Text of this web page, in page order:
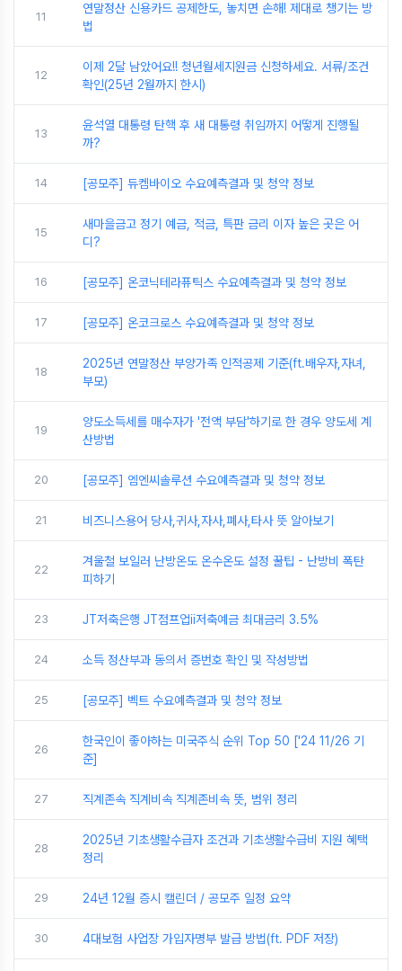
11
연말정산 신용카드 공제한도, 놓치면 손해! 제대로 챙기는 방
법
12
이제 2달 남았어요!! 청년월세지원금 신청하세요. 서류/조건
확인(25년 2월까지 한시)
13
윤석열 대통령 탄핵 후 새 대통령 취임까지 어떻게 진행될
까?
14 [공모주] 듀켐바이오 수요예측결과 및 청약 정보
15
새마을금고 정기 예금, 적금, 특판 금리 이자 높은 곳은 어
디?
16 [공모주] 온코닉테라퓨틱스 수요예측결과 및 청약 정보
17 [공모주] 온코크로스 수요예측결과 및 청약 정보
18
2025년 연말정산 부양가족 인적공제 기준(ft.배우자,자녀,
부모)
19
양도소득세를 매수자가 '전액 부담'하기로 한 경우 양도세 계
산방법
20 [공모주] 엠엔씨솔루션 수요예측결과 및 청약 정보
21 비즈니스용어 당사,귀사,자사,폐사,타사 뜻 알아보기
22
겨울철 보일러 난방온도 온수온도 설정 꿀팁 - 난방비 폭탄
피하기
23 JT저축은행 JT점프업ii저축예금 최대금리 3.5%
24 소득 정산부과 동의서 증번호 확인 및 작성방법
25 [공모주] 벡트 수요예측결과 및 청약 정보
26
한국인이 좋아하는 미국주식 순위 Top 50 ['24 11/26 기
준]
27 직계존속 직계비속 직계존비속 뜻, 범위 정리
28
2025년 기초생활수급자 조건과 기초생활수급비 지원 혜택
정리
29 24년 12월 증시 캘린더 / 공모주 일정 요약
30 4대보험 사업장 가입자명부 발급 방법(ft. PDF 저장)